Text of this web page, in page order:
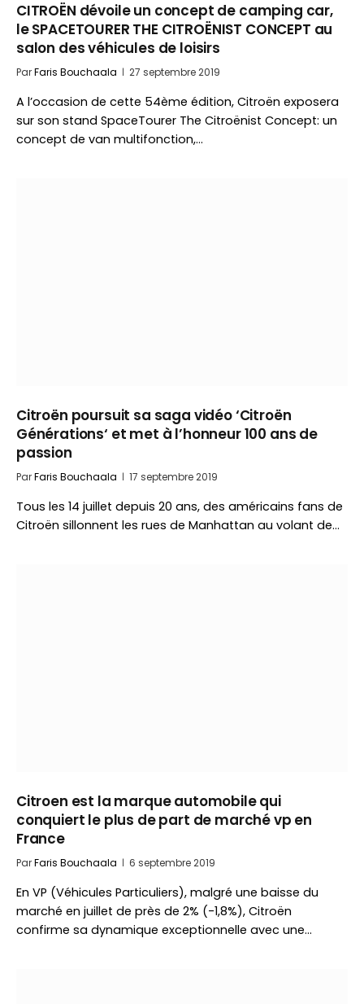
CITROËN dévoile un concept de camping car,
le SPACETOURER THE CITROËNIST CONCEPT au
salon des véhicules de loisirs
ParFaris Bouchaala 27 septembre 2019
A l’occasion de cette 54ème édition, Citroën exposera
sur son stand SpaceTourer The Citroënist Concept: un
concept de van multifonction,…
Citroën poursuit sa saga vidéo ‘Citroën
Générations‘ et met à l’honneur 100 ans de
passion
ParFaris Bouchaala 17 septembre 2019
Tous les 14 juillet depuis 20 ans, des américains fans de
Citroën sillonnent les rues de Manhattan au volant de…
Citroen est la marque automobile qui
conquiert le plus de part de marché vp en
France
ParFaris Bouchaala 6 septembre 2019
En VP (Véhicules Particuliers), malgré une baisse du
marché en juillet de près de 2% (-1,8%), Citroën
confirme sa dynamique exceptionnelle avec une…